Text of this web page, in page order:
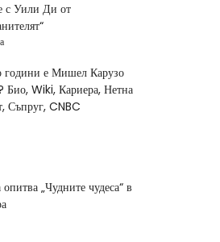
с Уили Ди от
години е Мишел Карузо
Био, Wiki, Кариера, Нетна
Съпруг, CNBC
„Чудните чудеса“ в